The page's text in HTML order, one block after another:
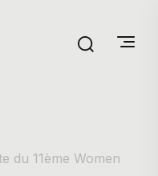
du 11ème Women